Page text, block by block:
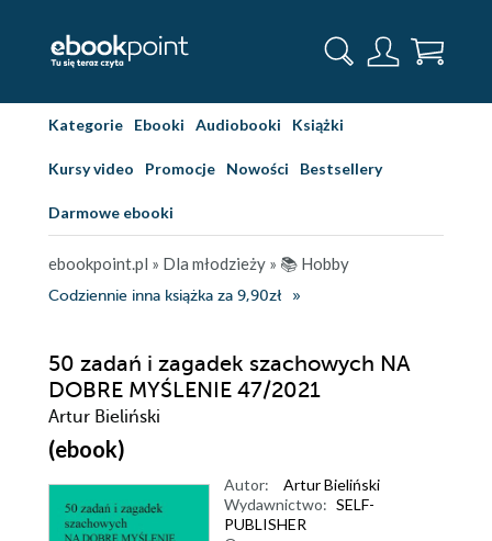
Kategorie Ebooki Audiobooki Książki
Kursy video Promocje Nowości Bestsellery
Darmowe ebooki
ebookpoint.pl » Dla młodzieży » 📚 Hobby
Codziennie inna książka za 9,90zł
50 zadań i zagadek szachowych NA
DOBRE MYŚLENIE 47/2021
Artur Bieliński
(ebook)
Autor:
Artur Bieliński
Wydawnictwo: SELF-
PUBLISHER